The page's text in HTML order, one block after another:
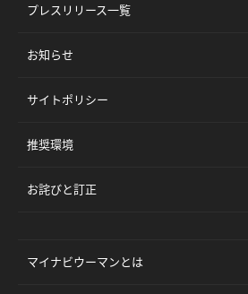
プレスリリース一覧
お知らせ
サイトポリシー
推奨環境
お詫びと訂正
マイナビウーマンとは